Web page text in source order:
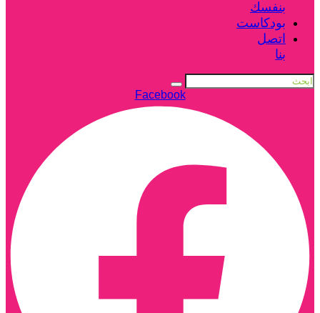
بنفسك
بودكاست
اتصل
بنا
Facebook